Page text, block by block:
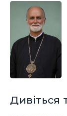
Дивіться